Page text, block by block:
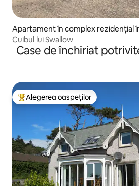
Apartament în complex rezidențial
van
Cuibul lui Swallow
Case de închiriat
Locuință din topul categoriei
Alegerea oaspeților